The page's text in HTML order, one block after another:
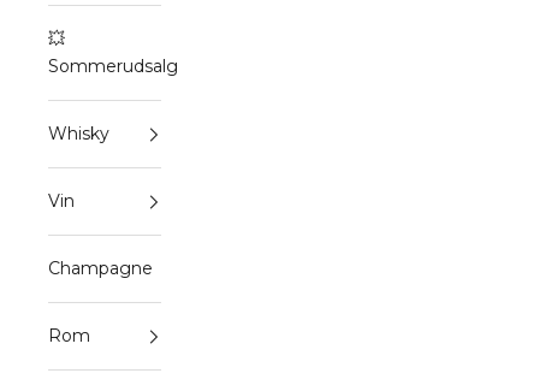
💥
Sommerudsalg
Whisky
Vin
Champagne
Rom